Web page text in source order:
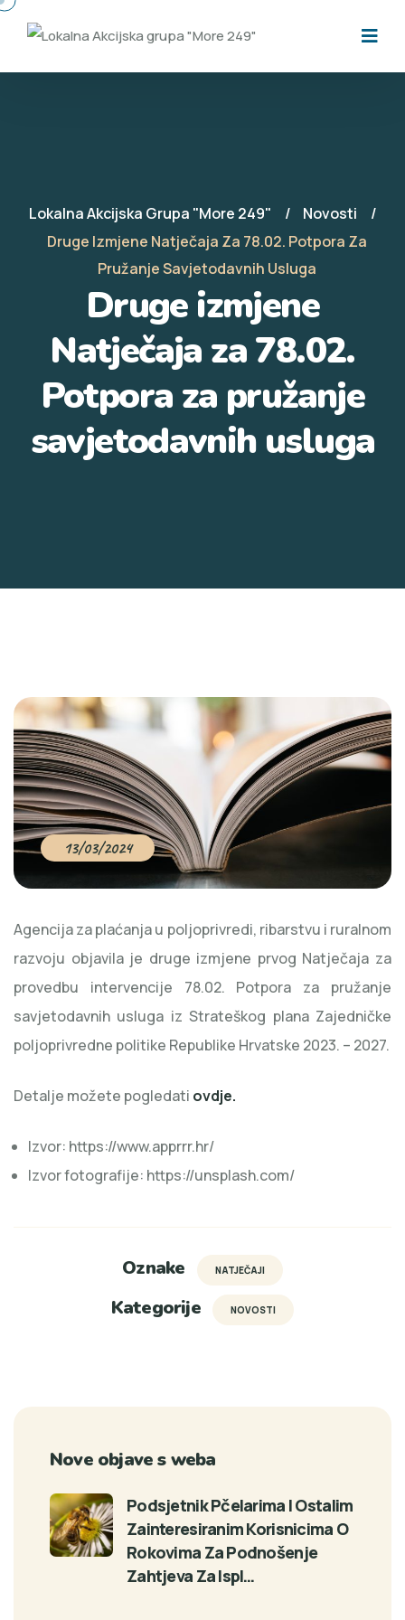
Lokalna Akcijska Grupa "More 249"
Novosti
Druge Izmjene Natječaja Za 78.02. Potpora Za
Pružanje Savjetodavnih Usluga
Druge izmjene
Natječaja za 78.02.
Potpora za pružanje
savjetodavnih usluga
13/03/2024
Agencija za plaćanja u poljoprivredi, ribarstvu i ruralnom
razvoju objavila je druge izmjene prvog Natječaja za
provedbu intervencije 78.02. Potpora za pružanje
savjetodavnih usluga iz Strateškog plana Zajedničke
poljoprivredne politike Republike Hrvatske 2023. – 2027.
Detalje možete pogledati ovdje.
Izvor: https://www.apprrr.hr/
Izvor fotografije: https://unsplash.com/
Oznake NATJEČAJI
Kategorije NOVOSTI
Nove objave s weba
Podsjetnik Pčelarima I Ostalim
Zainteresiranim Korisnicima O
Rokovima Za Podnošenje
Zahtjeva Za Ispl…